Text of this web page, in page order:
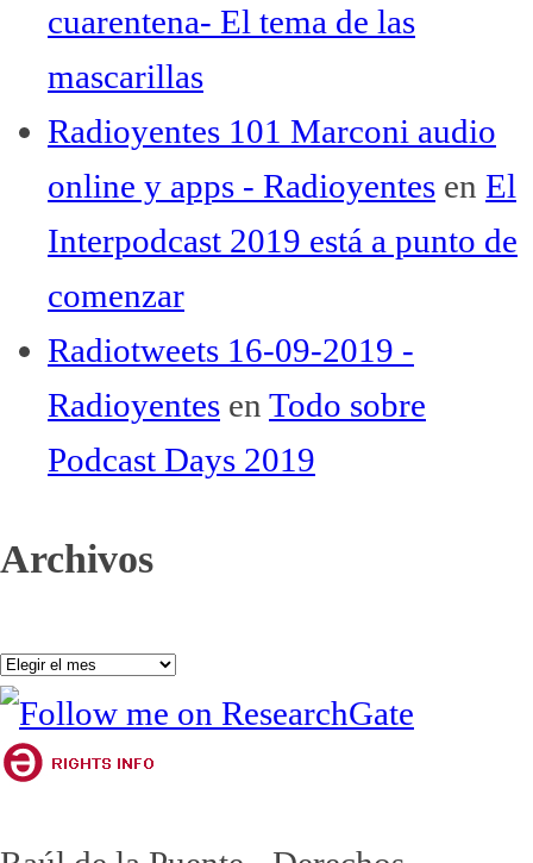
cuarentena- El tema de las
mascarillas
Radioyentes 101 Marconi audio
online y apps - Radioyentes en El
Interpodcast 2019 está a punto de
comenzar
Radiotweets 16-09-2019 -
Radioyentes en Todo sobre
Podcast Days 2019
Archivos
Archivos